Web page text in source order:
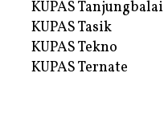
KUPAS Tanjungbalai
KUPAS Tasik
KUPAS Tekno
KUPAS Ternate